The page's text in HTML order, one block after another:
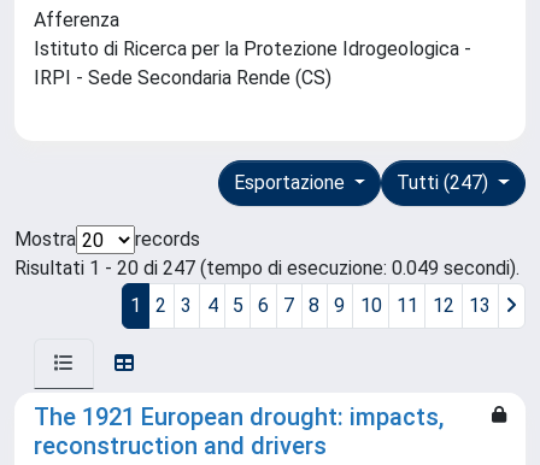
Afferenza
Istituto di Ricerca per la Protezione Idrogeologica -
IRPI - Sede Secondaria Rende (CS)
Tutti (247)
Esportazione
Mostra
records
Risultati 1 - 20 di 247 (tempo di esecuzione: 0.049 secondi).
1
2 3 4 5 6 7 8 9 10 11 12 13
The 1921 European drought: impacts,
reconstruction and drivers